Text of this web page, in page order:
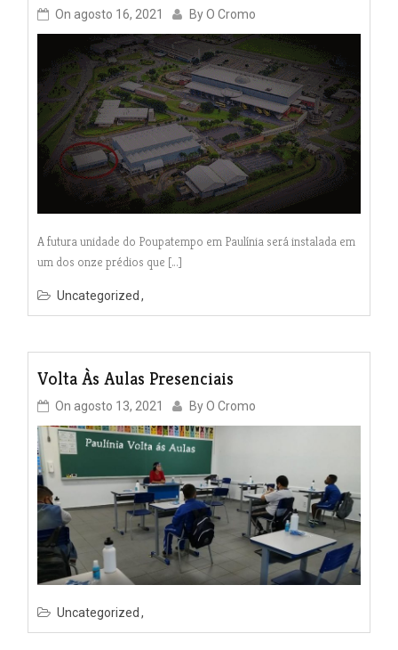
On agosto 16, 2021 ByO Cromo
A futura unidade do Poupatempo em Paulínia será instalada em
um dos onze prédios que […]
Uncategorized
Volta Às Aulas Presenciais
On agosto 13, 2021 ByO Cromo
Uncategorized